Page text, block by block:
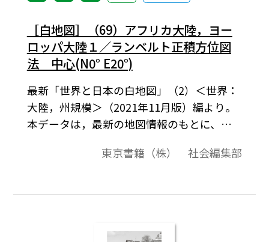
［白地図］（69）アフリカ大陸，ヨー
ロッパ大陸１／ランベルト正積方位図
法 中心(N0° E20°)
最新「世界と日本の白地図」（2）＜世界：
大陸，州規模＞（2021年11月版）編より。
本データは，最新の地図情報のもとに、高
ト作成やワークシート作成などで，自由に
東京書籍（株） 社会編集部